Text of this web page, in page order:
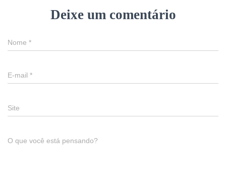
Deixe um comentário
Nome *
E-mail *
Site
O que você está pensando?